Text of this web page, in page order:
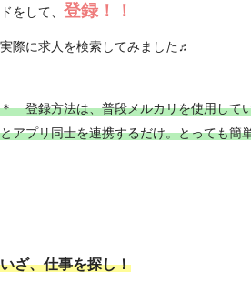
ドをして、 登録！！
実際に求人を検索してみました♬
＊ 登録方法は、普段メルカリを使用して
とアプリ同士を連携するだけ。とっても簡
いざ、仕事を探し！